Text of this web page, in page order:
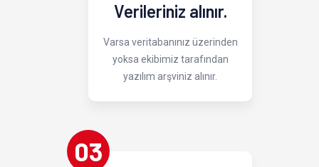
Verileriniz alınır.
Varsa veritabanınız üzerinden
yoksa ekibimiz tarafından
yazılım arşviniz alınır.
03